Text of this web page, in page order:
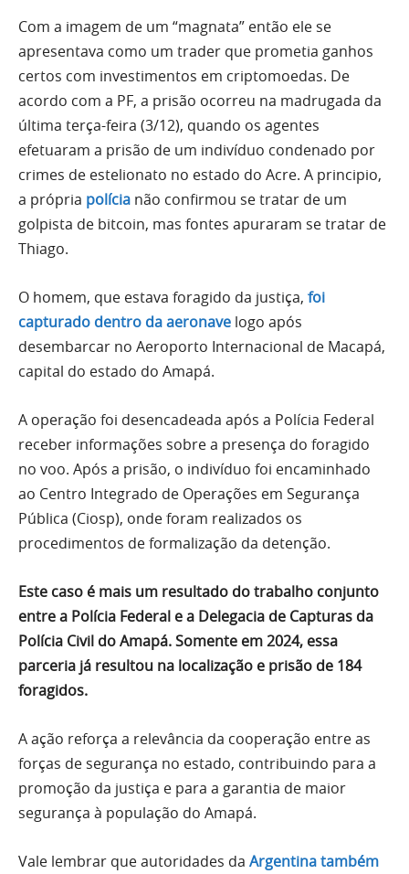
Com a imagem de um “magnata” então ele se
apresentava como um trader que prometia ganhos
certos com investimentos em criptomoedas. De
acordo com a PF, a prisão ocorreu na madrugada da
última terça-feira (3/12), quando os agentes
efetuaram a prisão de um indivíduo condenado por
crimes de estelionato no estado do Acre. A principio,
a própria polícia não confirmou se tratar de um
golpista de bitcoin, mas fontes apuraram se tratar de
Thiago.
O homem, que estava foragido da justiça, foi
capturado dentro da aeronave logo após
desembarcar no Aeroporto Internacional de Macapá,
capital do estado do Amapá.
A operação foi desencadeada após a Polícia Federal
receber informações sobre a presença do foragido
no voo. Após a prisão, o indivíduo foi encaminhado
ao Centro Integrado de Operações em Segurança
Pública (Ciosp), onde foram realizados os
procedimentos de formalização da detenção.
Este caso é mais um resultado do trabalho conjunto
entre a Polícia Federal e a Delegacia de Capturas da
Polícia Civil do Amapá. Somente em 2024, essa
parceria já resultou na localização e prisão de 184
foragidos.
A ação reforça a relevância da cooperação entre as
forças de segurança no estado, contribuindo para a
promoção da justiça e para a garantia de maior
segurança à população do Amapá.
Vale lembrar que autoridades da Argentina também